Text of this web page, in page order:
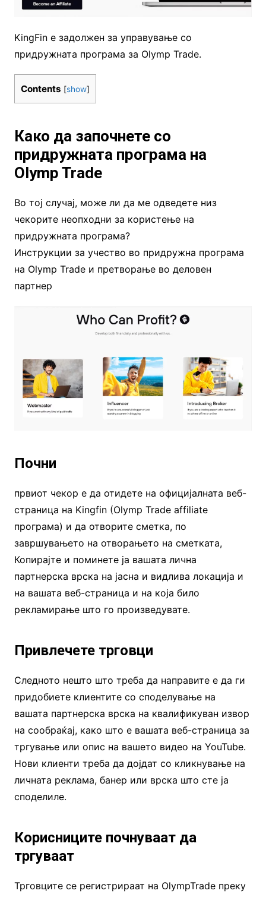
KingFin е задолжен за управување со
придружната програма за Olymp Trade.
Contents [show]
Како да започнете со
придружната програма на
Olymp Trade
Во тој случај, може ли да ме одведете низ
чекорите неопходни за користење на
придружната програма?
Инструкции за учество во придружна програма
на Olymp Trade и претворање во деловен
партнер
Почни
првиот чекор е да отидете на официјалната веб-
страница на Kingfin (Olymp Trade affiliate
програма) и да отворите сметка, по
завршувањето на отворањето на сметката,
Копирајте и поминете ја вашата лична
партнерска врска на јасна и видлива локација и
на вашата веб-страница и на која било
рекламирање што го произведувате.
Привлечете трговци
Следното нешто што треба да направите е да ги
придобиете клиентите со споделување на
вашата партнерска врска на квалификуван извор
на сообраќај, како што е вашата веб-страница за
тргување или опис на вашето видео на YouTube.
Нови клиенти треба да дојдат со кликнување на
личната реклама, банер или врска што сте ја
споделиле.
Корисниците почнуваат да
тргуваат
Трговците се регистрираат на OlympTrade преку